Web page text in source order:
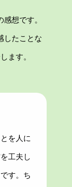
想です。
したことな
ます。
を人に
工夫し
す。ち